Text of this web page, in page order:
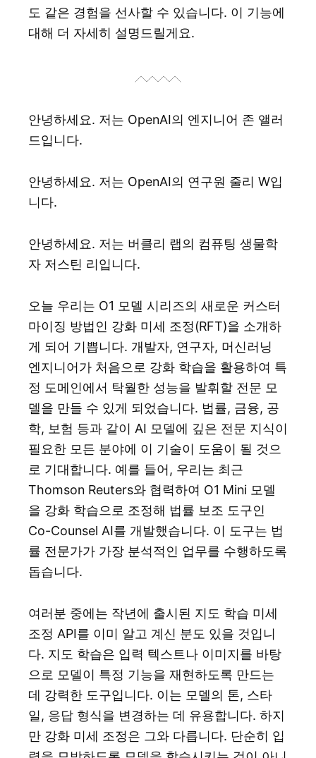
도 같은 경험을 선사할 수 있습니다. 이 기능에
대해 더 자세히 설명드릴게요.
안녕하세요. 저는 OpenAI의 엔지니어 존 앨러
드입니다.
안녕하세요. 저는 OpenAI의 연구원 줄리 W입
니다.
안녕하세요. 저는 버클리 랩의 컴퓨팅 생물학
자 저스틴 리입니다.
오늘 우리는 O1 모델 시리즈의 새로운 커스터
마이징 방법인 강화 미세 조정(RFT)을 소개하
게 되어 기쁩니다. 개발자, 연구자, 머신러닝
엔지니어가 처음으로 강화 학습을 활용하여 특
정 도메인에서 탁월한 성능을 발휘할 전문 모
델을 만들 수 있게 되었습니다. 법률, 금융, 공
학, 보험 등과 같이 AI 모델에 깊은 전문 지식이
필요한 모든 분야에 이 기술이 도움이 될 것으
로 기대합니다. 예를 들어, 우리는 최근
Thomson Reuters와 협력하여 O1 Mini 모델
을 강화 학습으로 조정해 법률 보조 도구인
Co-Counsel AI를 개발했습니다. 이 도구는 법
률 전문가가 가장 분석적인 업무를 수행하도록
돕습니다.
여러분 중에는 작년에 출시된 지도 학습 미세
조정 API를 이미 알고 계신 분도 있을 것입니
다. 지도 학습은 입력 텍스트나 이미지를 바탕
으로 모델이 특정 기능을 재현하도록 만드는
데 강력한 도구입니다. 이는 모델의 톤, 스타
일, 응답 형식을 변경하는 데 유용합니다. 하지
만 강화 미세 조정은 그와 다릅니다. 단순히 입